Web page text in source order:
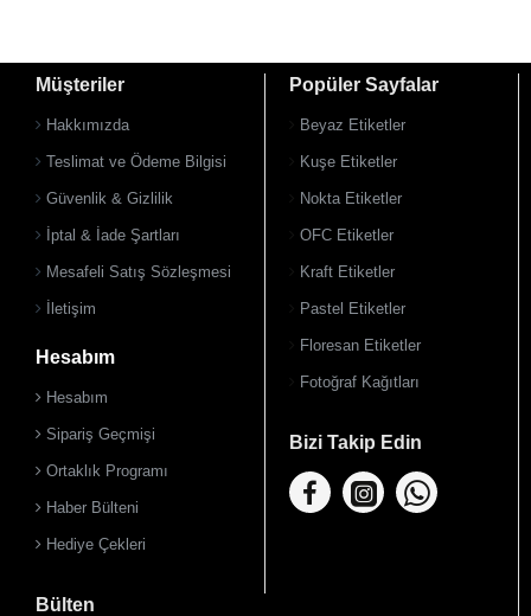
Müşteriler
Hakkımızda
Teslimat ve Ödeme Bilgisi
Güvenlik & Gizlilik
İptal & İade Şartları
Mesafeli Satış Sözleşmesi
İletişim
Hesabım
Hesabım
Sipariş Geçmişi
Ortaklık Programı
Haber Bülteni
Hediye Çekleri
Popüler Sayfalar
Beyaz Etiketler
Kuşe Etiketler
Nokta Etiketler
OFC Etiketler
Kraft Etiketler
Pastel Etiketler
Floresan Etiketler
Fotoğraf Kağıtları
Bizi Takip Edin
Bülten